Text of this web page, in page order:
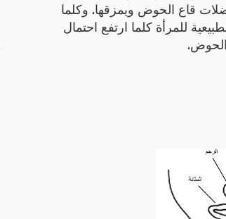
قاع الحوض ويمزقها. وكلما
للمرأة كلما ارتفع احتمال
الحوض.